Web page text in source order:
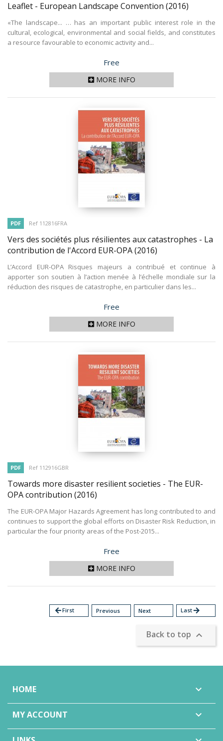
Leaflet - European Landscape Convention (2016)
«The landscape... … has an important public interest role in the
cultural, ecological, environmental and social fields, and constitutes
a resource favourable to economic activity and...
Price
Free
MORE INFO
PDF Ref 112816FRA
Vers des sociétés plus résilientes aux catastrophes - La
contribution de l'Accord EUR-OPA(2016)
L’Accord EUR-OPA Risques majeurs a contribué et continue à
apporter son soutien à l’action menée à l’échelle mondiale sur la
réduction des risques de catastrophe, en particulier dans les...
Price
Free
MORE INFO
PDF Ref 112916GBR
Towards more disaster resilient societies - The EUR-
OPA contribution (2016)
The EUR-OPA Major Hazards Agreement has long contributed to and
continues to support the global efforts on Disaster Risk Reduction, in
particular the four priority areas of the Post-2015...
Price
Free
MORE INFO
arrow_backFirst Previous Next Lastarrow_forward
Back to top 
HOME 
MY ACCOUNT 